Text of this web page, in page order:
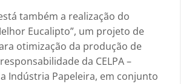
também a realização do
Eucalipto”, um projeto de
otimização da produção de
da CELPA –
Indústria Papeleira, em conjunto